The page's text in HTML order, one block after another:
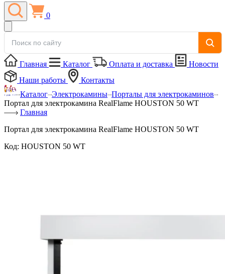
0
Главная Каталог Оплата и доставка
Новости
Наши работы
Контакты
Каталог Электрокамины Порталы для электрокаминов
Портал для электрокамина RealFlame HOUSTON 50 WT
Главная
Портал для электрокамина RealFlame HOUSTON 50 WT
Код: HOUSTON 50 WT